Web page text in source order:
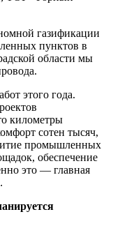
газификации
пунктов в
области мы
этого года.
километры
сотен тысяч,
промышленных
обеспечение
это — главная